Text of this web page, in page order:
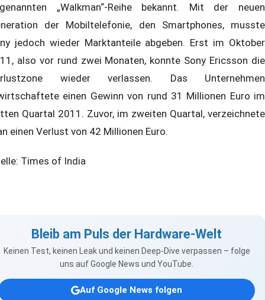
„Walkman“-Reihe bekannt. Mit der neuen
der Mobiltelefonie, den Smartphones, musste
jedoch wieder Marktanteile abgeben. Erst im Oktober
also vor rund zwei Monaten, konnte Sony Ericsson die
wieder verlassen. Das Unternehmen
einen Gewinn von rund 31 Millionen Euro im
Quartal 2011. Zuvor, im zweiten Quartal, verzeichnete
einen Verlust von 42 Millionen Euro.
Times of India
Bleib am Puls der Hardware-Welt
Keinen Test, keinen Leak und keinen Deep-Dive verpassen – folge
uns auf Google News und YouTube.
Auf Google News folgen